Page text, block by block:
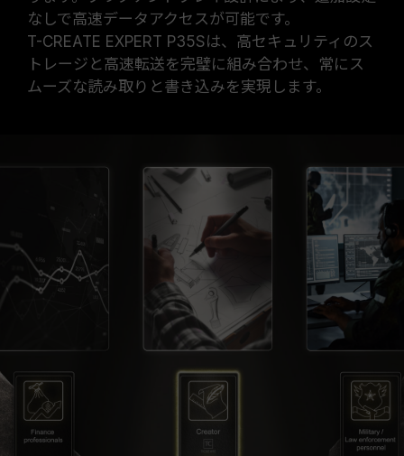
なしで高速データアクセスが可能です。
T-CREATE EXPERT P35Sは、高セキュリティのス
トレージと高速転送を完璧に組み合わせ、常にス
ムーズな読み取りと書き込みを実現します。